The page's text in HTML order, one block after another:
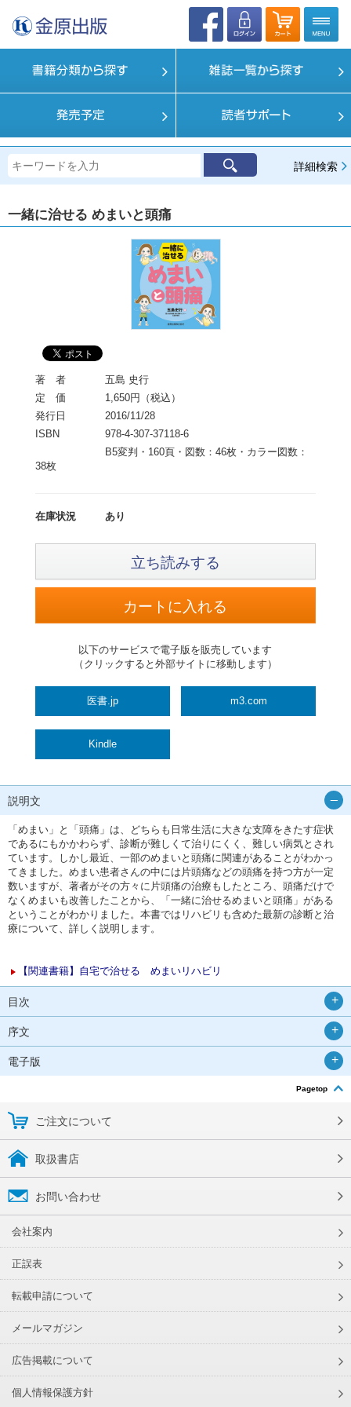
詳細検索
一緒に治せる めまいと頭痛
著 者
五島 史行
定 価
1,650円（税込）
発行日
2016/11/28
ISBN
978-4-307-37118-6
B5変判・160頁・図数：46枚・カラー図数：
38枚
在庫状況 あり
立ち読みする
以下のサービスで電子版を販売しています
（クリックすると外部サイトに移動します）
医書.jp m3.com
Kindle
説明文
「めまい」と「頭痛」は、どちらも日常生活に大きな支障をきたす症状
であるにもかかわらず、診断が難しくて治りにくく、難しい病気とされ
ています。しかし最近、一部のめまいと頭痛に関連があることがわかっ
てきました。めまい患者さんの中には片頭痛などの頭痛を持つ方が一定
数いますが、著者がその方々に片頭痛の治療もしたところ、頭痛だけで
なくめまいも改善したことから、「一緒に治せるめまいと頭痛」がある
ということがわかりました。本書ではリハビリも含めた最新の診断と治
療について、詳しく説明します。
【関連書籍】自宅で治せる めまいリハビリ
目次
序文
電子版
Pagetop
ご注文について
取扱書店
お問い合わせ
会社案内
正誤表
転載申請について
メールマガジン
広告掲載について
個人情報保護方針